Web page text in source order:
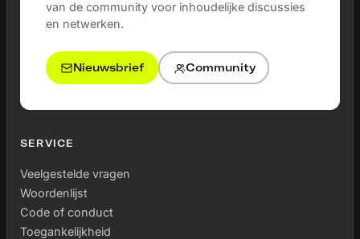
van de community voor inhoudelijke discussies
en netwerken.
Nieuwsbrief Community
SERVICE
Veelgestelde vragen
Woordenlijst
Code of conduct
Toegankelijkheid